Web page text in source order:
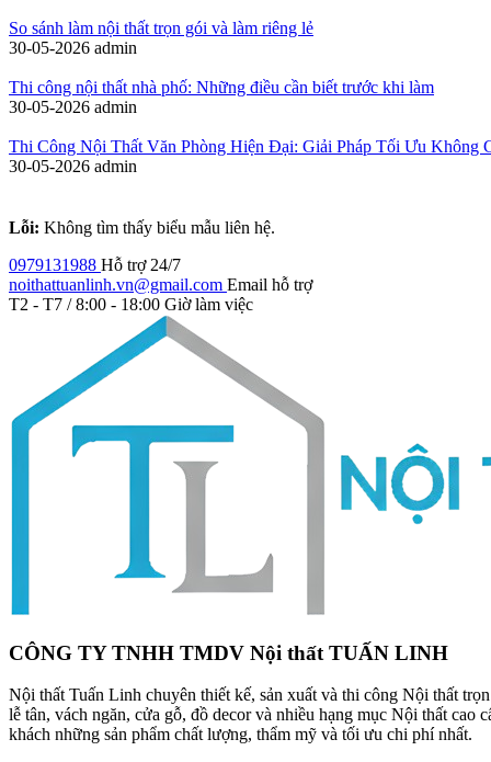
So sánh làm nội thất trọn gói và làm riêng lẻ
30-05-2026 admin
Thi công nội thất nhà phố: Những điều cần biết trước khi làm
30-05-2026 admin
Thi Công Nội Thất Văn Phòng Hiện Đại: Giải Pháp Tối Ưu Không
30-05-2026 admin
Lỗi: Không tìm thấy biểu mẫu liên hệ.
0979131988 Hỗ trợ 24/7
noithattuanlinh.vn@gmail.com Email hỗ trợ
T2 - T7 / 8:00 - 18:00 Giờ làm việc
CÔNG TY TNHH TMDV Nội thất TUẤN LINH
Nội thất Tuấn Linh chuyên thiết kế, sản xuất và thi công Nội thất
lễ tân, vách ngăn, cửa gỗ, đồ decor và nhiều hạng mục Nội thất
khách những sản phẩm chất lượng, thẩm mỹ và tối ưu chi phí nhất.